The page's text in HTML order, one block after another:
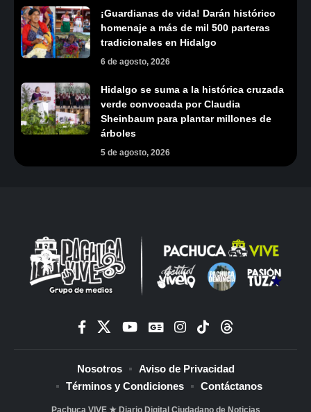
¡Guardianas de vida! Darán histórico
homenaje a más de mil 500 parteras
tradicionales en Hidalgo
6 de agosto, 2026
Hidalgo se suma a la histórica cruzada
verde convocada por Claudia
Sheinbaum para plantar millones de
árboles
5 de agosto, 2026
Pachuca VIVE ★ Diario Digital Ciudadano de Noticias
Nosotros
Aviso de Privacidad
Términos y Condiciones
Contáctanos